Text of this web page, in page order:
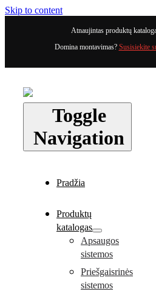
Skip to content
Atnaujintas produktų
Domina montavimas? Susisiekite
Toggle
Navigation
Pradžia
Produktų
katalogas
Apsaugos
sistemos
Priešgaisrinės
sistemos